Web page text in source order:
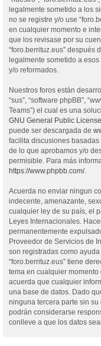
legalmente sometido a los
no se registre y/o use
en cualquier momento e
que los revisase por su
“foro.berrituz.eus” después
legalmente sometido a
y/o reformados.
Nuestros foros están
“sus”, “software phpBB”,
Teams”) el cual es una
GNU General Public
puede ser descargada de
facilita discusiones
de lo que aprobamos y/o
permisible. Para más
https://www.phpbb.com/.
Acuerda no enviar ningun
indecente, amenazante,
cualquier ley de su país, el
Leyes Internacionales.
permanentemente
Proveedor de Servicios de
son registradas como
“foro.berrituz.eus” tiene
tema en cualquier
acuerda que cualquier
una base de datos. Dado
ninguna tercera parte sin su
podrán considerarse
conlleve a que los datos